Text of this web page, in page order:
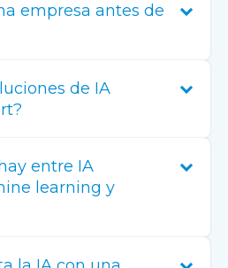
empresa antes de
de IA
entre IA
learning y